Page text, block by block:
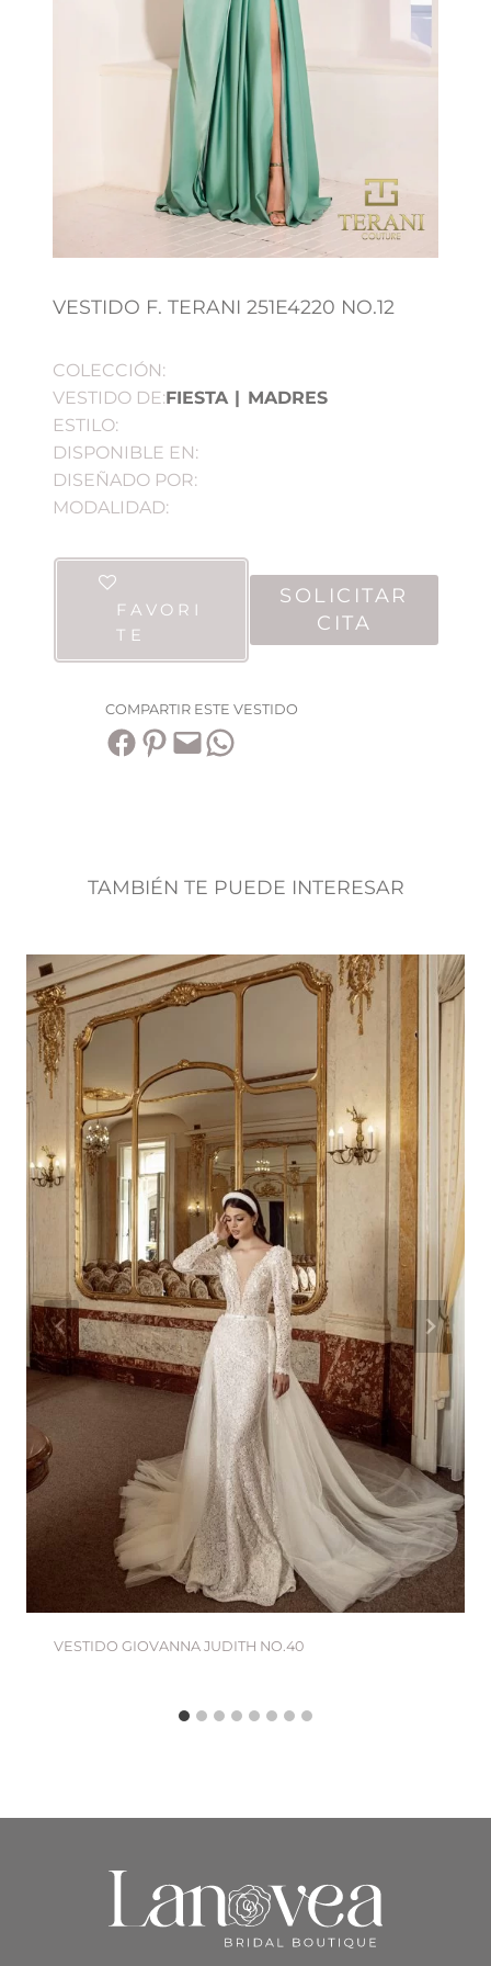
VESTIDO F. TERANI 251E4220 NO.12
COLECCIÓN:
VESTIDO DE:FIESTA | MADRES
ESTILO:
DISPONIBLE EN:
DISEÑADO POR:
MODALIDAD:
FAVORI
TE
SOLICITAR
CITA
COMPARTIR ESTE VESTIDO
Compartir en Facebook Compartir en Pinterest Envía esta página por correo electrónico Compartir en WhatsApp
TAMBIÉN TE PUEDE INTERESAR
VESTIDO GIOVANNA JUDITH NO.40